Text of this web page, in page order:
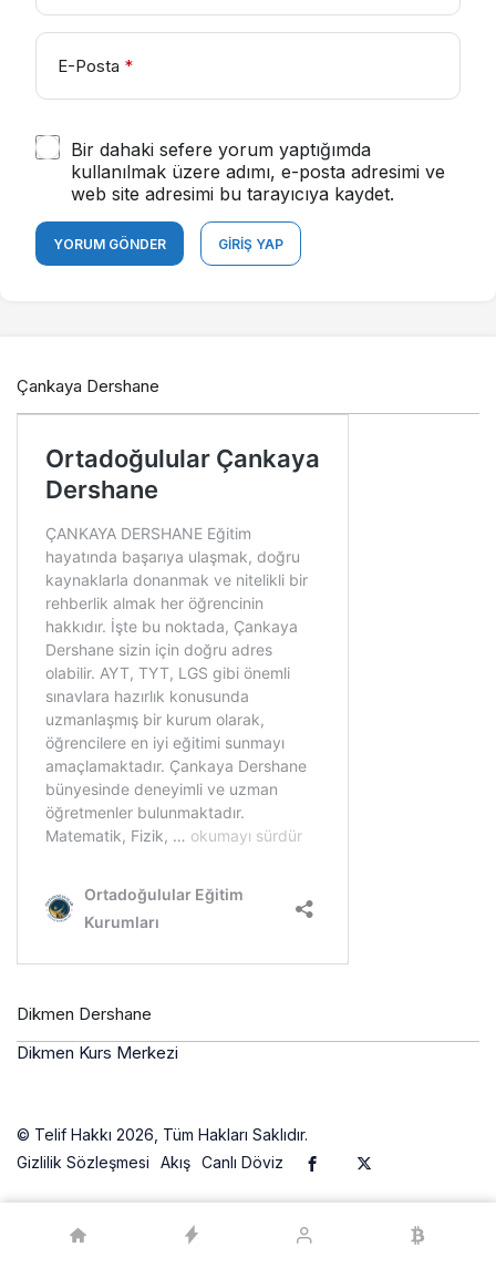
E-Posta *
Bir dahaki sefere yorum yaptığımda
kullanılmak üzere adımı, e-posta adresimi ve
web site adresimi bu tarayıcıya kaydet.
YORUM GÖNDER GIRIŞ YAP
Çankaya Dershane
Dikmen Dershane
Dikmen Kurs Merkezi
© Telif Hakkı 2026, Tüm Hakları Saklıdır.
Gizlilik Sözleşmesi
Akış Canlı Döviz